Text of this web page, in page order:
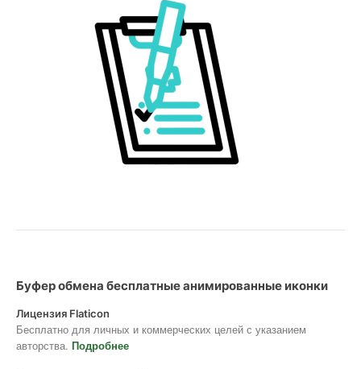
Буфер обмена бесплатные анимированные иконки
Лицензия Flaticon
Бесплатно для личных и коммерческих целей с указанием
авторства. Подробнее